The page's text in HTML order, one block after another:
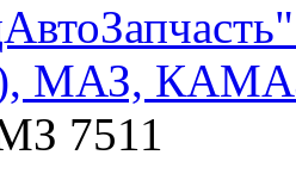
МАЗ,
7511